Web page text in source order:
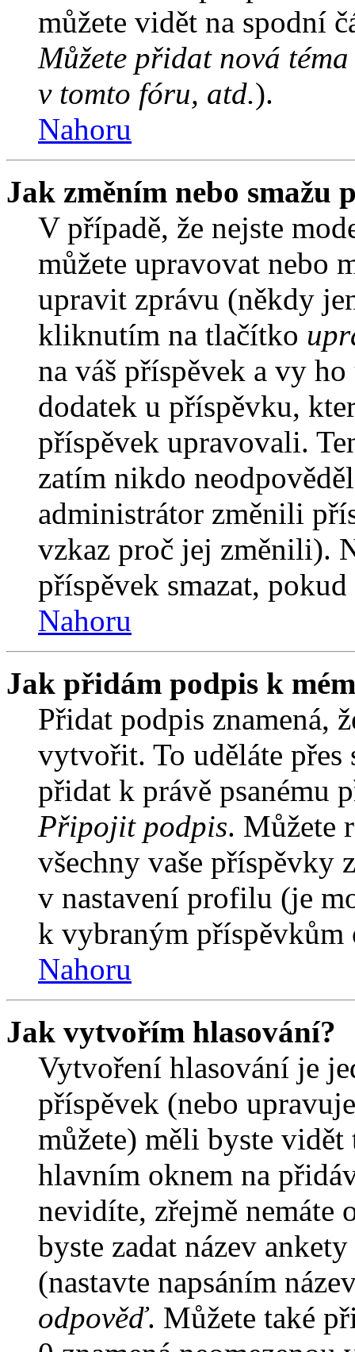
můžete vidět na spodní
Můžete přidat nová
v tomto fóru, atd.).
Nahoru
Jak změním nebo smažu
V případě, že nejste
můžete upravovat nebo
upravit zprávu (někdy
kliknutím na tlačítko
na váš příspěvek a vy
dodatek u příspěvku,
příspěvek upravovali.
zatím nikdo
administrátor změnili
vzkaz proč jej změnili).
příspěvek smazat,
Nahoru
Jak přidám podpis k
Přidat podpis znamená,
vytvořit. To uděláte
přidat k právě psanému
Připojit podpis. Můžete
všechny vaše příspěvky
v nastavení profilu (je
k vybraným příspěvkům
Nahoru
Jak vytvořím hlasování?
Vytvoření hlasování je
příspěvek (nebo
můžete) měli byste
hlavním oknem na
nevidíte, zřejmě
byste zadat název
(nastavte napsáním
odpověď. Můžete také